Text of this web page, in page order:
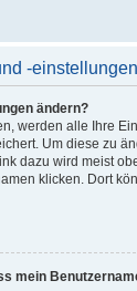
-einstellungen
ändern?
werden alle Ihre
Um diese zu
dazu wird meist
klicken. Dort
mein